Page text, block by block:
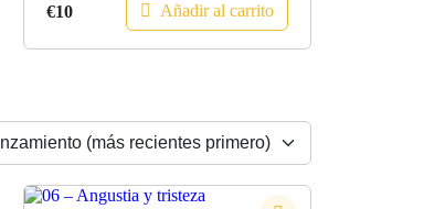
€10 Añadir al carrito